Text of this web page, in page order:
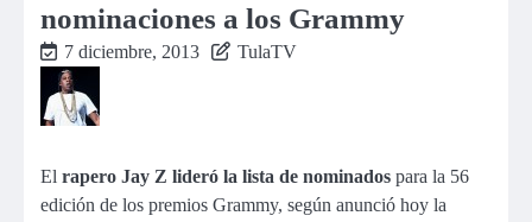
nominaciones a los Grammy
7 diciembre, 2013 TulaTV
El rapero Jay Z lideró la lista de nominados para la 56
edición de los premios Grammy, según anunció hoy la